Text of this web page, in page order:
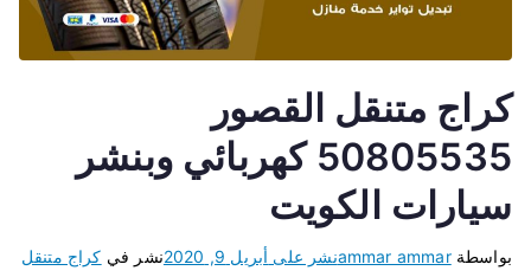
كراج متنقل القصور
50805535 كهربائي وبنشر
سيارات الكويت
بواسطةammar ammarنشر على أبريل 9, 2020 نشر في كراج متنقل